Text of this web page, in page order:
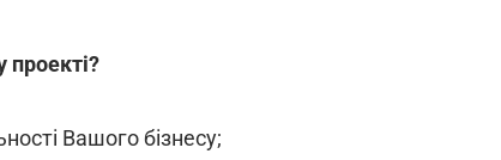
проекті?
Вашого бізнесу;